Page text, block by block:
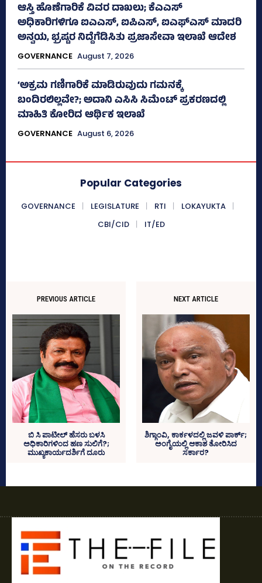
ಆಸ್ತಿ ಹೊಣೆಗಾರಿಕೆ ವಿವರ ದಾಖಲು; ಕೆಎಎಸ್
ಅಧಿಕಾರಿಗಳಿಗೂ ಐಎಎಸ್‌, ಐಪಿಎಸ್‌, ಐಎಫ್‌ಎಸ್‌ ಮಾದರಿ
ಅನ್ವಯ, ಭ್ರಷ್ಟರ ನಿದ್ದೆಗೆಡಿಸಿತು ಪ್ರಜಾಸೇವಾ ಇಲಾಖೆ ಆದೇಶ
GOVERNANCE August 7, 2026
‘ಅಕ್ರಮ ಗಣಿಗಾರಿಕೆ ಮಾಡಿರುವುದು ಗಮನಕ್ಕೆ
ಬಂದಿರಲಿಲ್ಲವೇ?; ಅದಾನಿ ಎಸಿಸಿ ಸಿಮೆಂಟ್ ಪ್ರಕರಣದಲ್ಲಿ
ಮಾಹಿತಿ ಕೋರಿದ ಆರ್ಥಿಕ ಇಲಾಖೆ
GOVERNANCE August 6, 2026
Popular Categories
GOVERNANCE LEGISLATURE RTI
LOKAYUKTA
CBI/CID
IT/ED
PREVIOUS ARTICLE
ಬಿ ಸಿ ಪಾಟೀಲ್‌ ಹೆಸರು ಬಳಸಿ
ಅಧಿಕಾರಿಗಳಿಂದ ಹಣ ಸುಲಿಗೆ?;
ಮುಖ್ಯಕಾರ್ಯದರ್ಶಿಗೆ ದೂರು
NEXT ARTICLE
ಶಿಗ್ಗಾಂವಿ, ಕಾರ್ಕಳದಲ್ಲಿ ಜವಳಿ ಪಾರ್ಕ್‌;
ಅಂಗೈಯಲ್ಲಿ ಆಕಾಶ ತೋರಿಸಿದ
ಸರ್ಕಾರ?